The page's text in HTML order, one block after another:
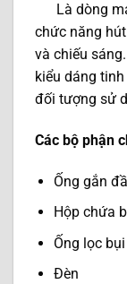
Là dòng
chức năng
và chiếu
kiểu dáng
đối tượng sử
Các bộ phận
Ống gắn
Hộp chứa
Ống lọc bụi
Đèn